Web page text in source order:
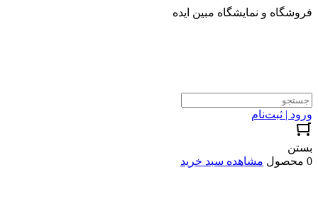
فروشگاه و نمایشگاه مبین ایده
ورود | ثبت‌نام
بستن
0 محصول
مشاهده سبد خرید